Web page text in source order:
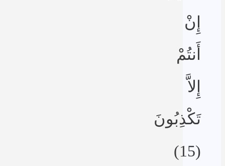
إِنْ
أَنتُمْ
إِلاَّ
تَكْذِبُونَ
(15)